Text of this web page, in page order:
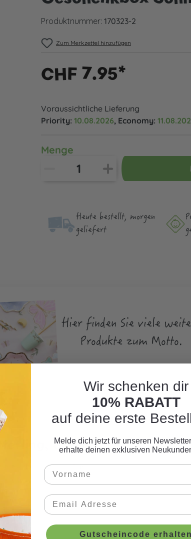
Produktnummer: 170323-2
Zum Merkzettel hinzufügen
CHF 7.95*
Voraussichtliche Lieferung
Priority: 10.08.2026, Economy:
Menge
Heute bestellt, morgen
geliefert
Hier finden Sie viele
Produkte zum Motto.
8 Stk."
diese deinen Partygästen.
Wir schenken dir
10% RABATT
auf deine erste
Melde dich jetzt für unseren
erhalte deinen exklusiven
Gutscheincode erhalten